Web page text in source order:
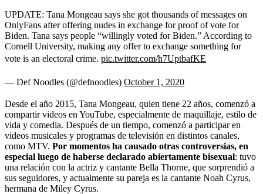
UPDATE: Tana Mongeau says she got thousands of messages on
OnlyFans after offering nudes in exchange for proof of vote for
Biden. Tana says people “willingly voted for Biden.” According to
Cornell University, making any offer to exchange something for
vote is an electoral crime. pic.twitter.com/h7UptbafKE
— Def Noodles (@defnoodles) October 1, 2020
Desde el año 2015, Tana Mongeau, quien tiene 22 años, comenzó a
compartir videos en YouTube, especialmente de maquillaje, estilo de
vida y comedia. Después de un tiempo, comenzó a participar en
videos musicales y programas de televisión en distintos canales,
como MTV. Por momentos ha causado otras controversias, en
especial luego de haberse declarado abiertamente bisexual: tuvo
una relación con la actriz y cantante Bella Thorne, que sorprendió a
sus seguidores, y actualmente su pareja es la cantante Noah Cyrus,
hermana de Miley Cyrus.